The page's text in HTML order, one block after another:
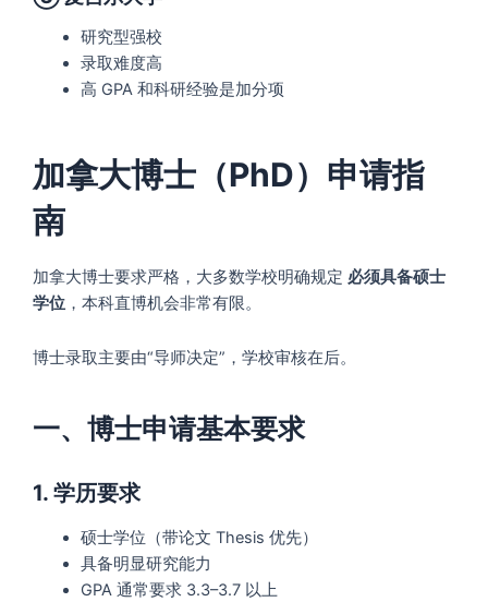
研究型强校
录取难度高
高 GPA 和科研经验是加分项
加拿大博士（PhD）申请指
南
加拿大博士要求严格，大多数学校明确规定 必须具备硕士
学位 ，本科直博机会非常有限。
博士录取主要由“导师决定”，学校审核在后。
一、博士申请基本要求
1. 学历要求
硕士学位（带论文 Thesis 优先）
具备明显研究能力
GPA 通常要求 3.3–3.7 以上